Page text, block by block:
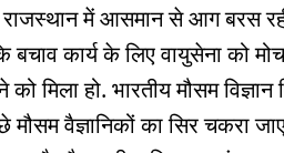
में आसमान से आग बरस
बचाव कार्य के लिए वायुसेना को
मिला हो. भारतीय मौसम
वैज्ञानिकों का सिर चकरा